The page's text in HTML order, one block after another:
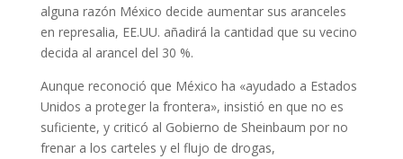
alguna razón México decide aumentar sus aranceles
en represalia, EE.UU. añadirá la cantidad que su vecino
decida al arancel del 30 %.
Aunque reconoció que México ha «ayudado a Estados
Unidos a proteger la frontera», insistió en que no es
suficiente, y criticó al Gobierno de Sheinbaum por no
frenar a los carteles y el flujo de drogas,